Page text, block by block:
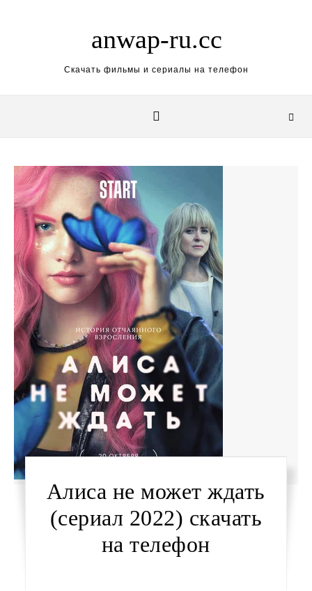
anwap-ru.cc
Скачать фильмы и сериалы на телефон
Алиса не может ждать
(сериал 2022) скачать
на телефон